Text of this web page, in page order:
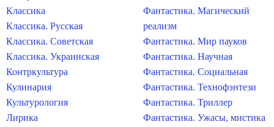
Классика
Классика. Русская
Классика. Советская
Классика. Украинская
Контркультура
Кулинария
Культурология
Лирика
Фантастика. Магический
реализм
Фантастика. Мир пауков
Фантастика. Научная
Фантастика. Социальная
Фантастика. Технофэнтези
Фантастика. Триллер
Фантастика. Ужасы, мистика